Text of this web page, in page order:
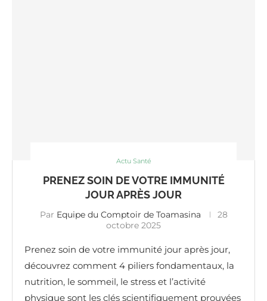
Actu Santé
PRENEZ SOIN DE VOTRE IMMUNITÉ
JOUR APRÈS JOUR
Par Equipe du Comptoir de Toamasina
28
octobre 2025
Prenez soin de votre immunité jour après jour,
découvrez comment 4 piliers fondamentaux, la
nutrition, le sommeil, le stress et l’activité
physique sont les clés scientifiquement prouvées